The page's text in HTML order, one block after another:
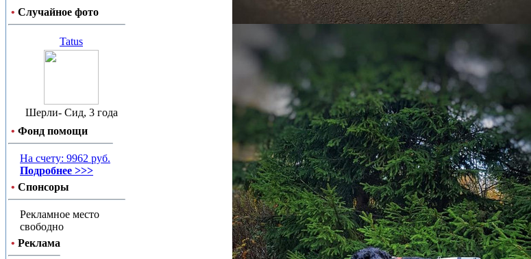
• Случайное фото
Tatus
Шерли- Сид, 3 года
• Фонд помощи
На счету: 9962 руб.
Подробнее >>>
• Спонсоры
Рекламное место
свободно
• Реклама